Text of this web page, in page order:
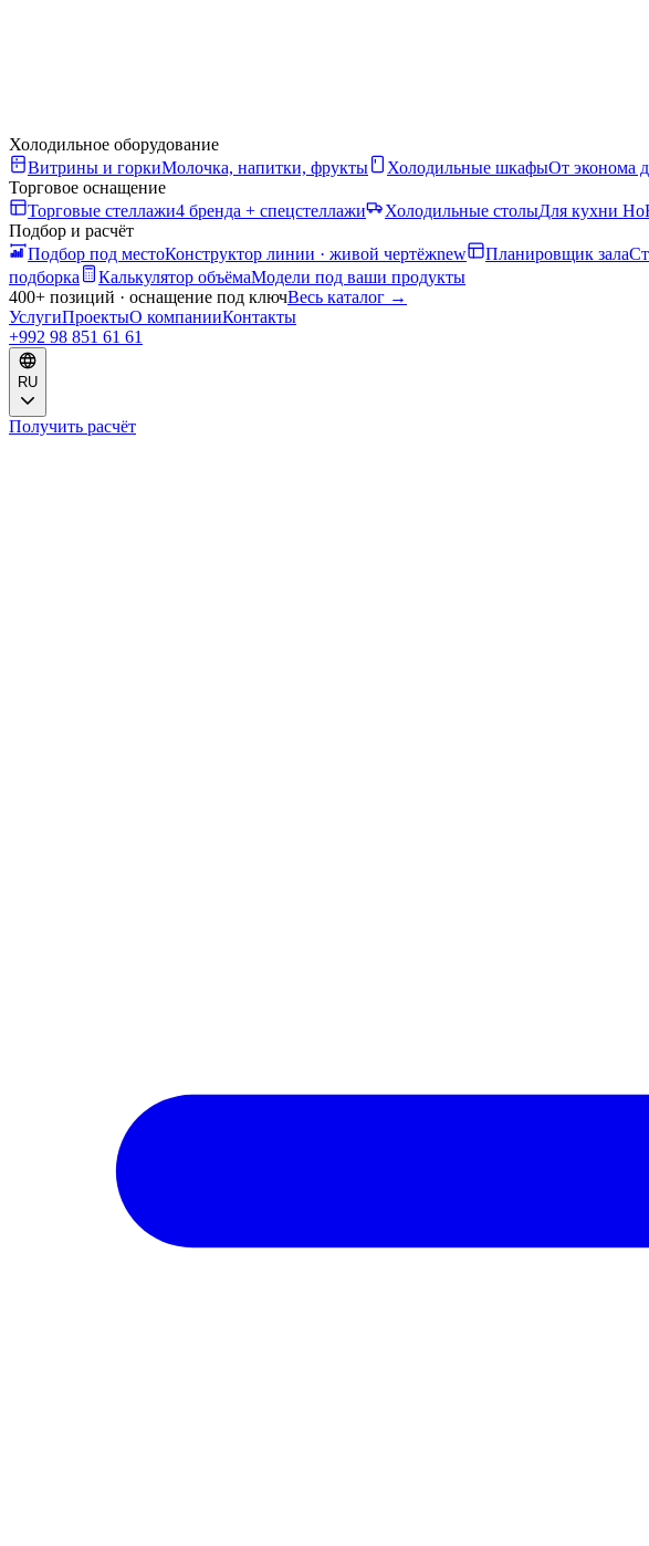
Холодильное оборудование
Витрины и горкиМолочка, напитки, фрукты Холодильные шкафыОт эконома
Торговое оснащение
Торговые стеллажи4 бренда + спецстеллажи Холодильные столыДля кухни
Подбор и расчёт
Подбор под местоКонструктор линии · живой чертёжnew Планировщик зала
подборка
Калькулятор объёмаМодели под ваши продукты
400+ позиций · оснащение под ключВесь каталог →
УслугиПроектыО компанииКонтакты
+992 98 851 61 61
RU
Получить расчёт